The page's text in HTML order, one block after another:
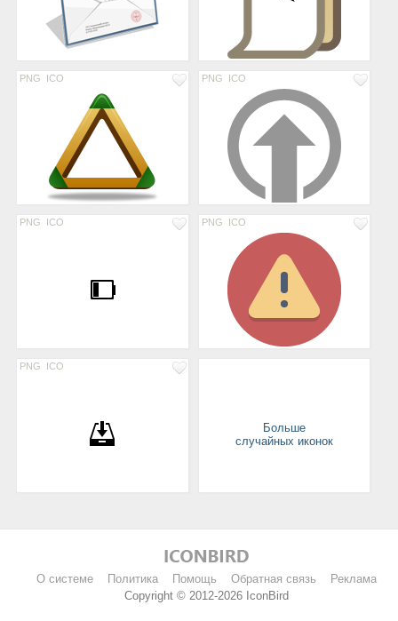
PNG ICO PNG ICO
PNG ICO PNG ICO
PNG ICO
Больше
случайных иконок
О системе Политика Помощь Обратная связь
Реклама
Copyright © 2012-2026 IconBird